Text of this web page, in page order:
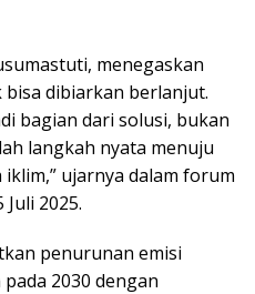
menegaskan
dibiarkan berlanjut.
bagian dari solusi, bukan
langkah nyata menuju
ujarnya dalam forum
2025.
penurunan emisi
2030 dengan